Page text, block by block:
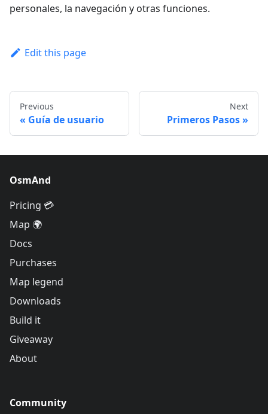
personales, la navegación y otras funciones.
Edit this page
Previous
Guía de usuario
Next
Primeros Pasos
OsmAnd
Pricing 💳
Map 🌍
Docs
Purchases
Map legend
Downloads
Build it
Giveaway
About
Community